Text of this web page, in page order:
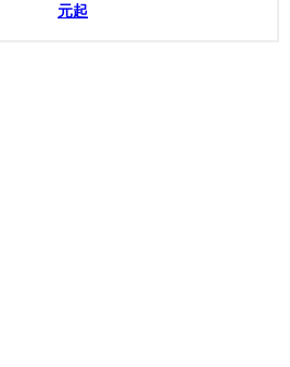
元起